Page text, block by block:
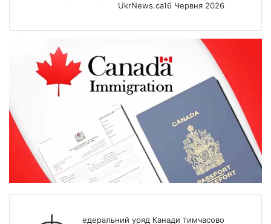
UkrNews.ca16 Червня 2026
едеральний уряд Канади тимчасово